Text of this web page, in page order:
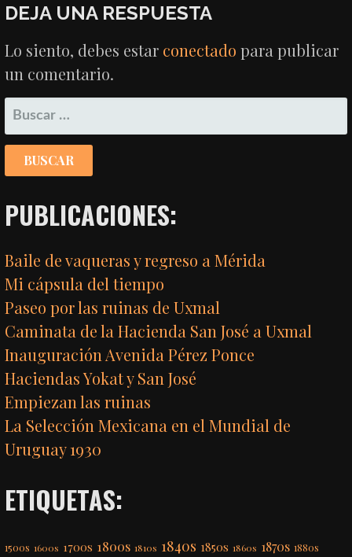
DEJA UNA RESPUESTA
Lo siento, debes estar conectado para publicar
un comentario.
BUSCAR:
PUBLICACIONES:
Baile de vaqueras y regreso a Mérida
Mi cápsula del tiempo
Paseo por las ruinas de Uxmal
Caminata de la Hacienda San José a Uxmal
Inauguración Avenida Pérez Ponce
Haciendas Yokat y San José
Empiezan las ruinas
La Selección Mexicana en el Mundial de
Uruguay 1930
ETIQUETAS:
1500s 1600s 1700s 1800s 1810s 1840s 1850s 1860s 1870s 1880s